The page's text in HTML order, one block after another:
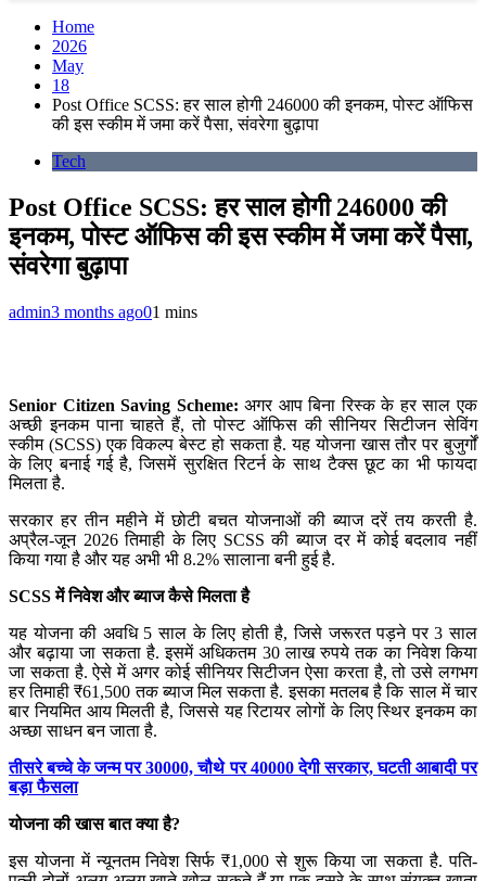
Home
2026
May
18
Post Office SCSS: हर साल होगी 246000 की इनकम, पोस्ट ऑफिस
की इस स्कीम में जमा करें पैसा, संवरेगा बुढ़ापा
Tech
Post Office SCSS: हर साल होगी 246000 की
इनकम, पोस्ट ऑफिस की इस स्कीम में जमा करें पैसा,
संवरेगा बुढ़ापा
admin3 months ago01 mins
Senior Citizen Saving Scheme: अगर आप बिना रिस्‍क के हर साल एक
अच्‍छी इनकम पाना चाहते हैं, तो पोस्‍ट ऑफिस की सीनियर सिटीजन सेविंग
स्‍कीम (SCSS) एक विकल्प बेस्‍ट हो सकता है. यह योजना खास तौर पर बुजुर्गों
के लिए बनाई गई है, जिसमें सुरक्षित रिटर्न के साथ टैक्स छूट का भी फायदा
मिलता है.
सरकार हर तीन महीने में छोटी बचत योजनाओं की ब्‍याज दरें तय करती है.
अप्रैल-जून 2026 तिमाही के लिए SCSS की ब्याज दर में कोई बदलाव नहीं
किया गया है और यह अभी भी 8.2% सालाना बनी हुई है.
SCSS में निवेश और ब्याज कैसे मिलता है
यह योजना की अवधि 5 साल के लिए होती है, जिसे जरूरत पड़ने पर 3 साल
और बढ़ाया जा सकता है. इसमें अधिकतम 30 लाख रुपये तक का निवेश किया
जा सकता है. ऐसे में अगर कोई सीनियर सिटीजन ऐसा करता है, तो उसे लगभग
हर तिमाही ₹61,500 तक ब्याज मिल सकता है. इसका मतलब है कि साल में चार
बार नियमित आय मिलती है, जिससे यह रिटायर लोगों के लिए स्थिर इनकम का
अच्छा साधन बन जाता है.
तीसरे बच्चे के जन्म पर 30000, चौथे पर 40000 देगी सरकार, घटती आबादी पर
बड़ा फैसला
योजना की खास बात क्या है?
इस योजना में न्यूनतम निवेश सिर्फ ₹1,000 से शुरू किया जा सकता है. पति-